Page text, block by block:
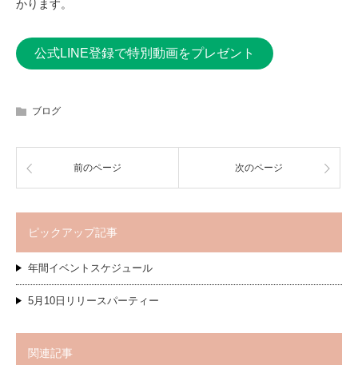
かります。
公式LINE登録で特別動画をプレゼント
ブログ
前のページ 次のページ
ピックアップ記事
年間イベントスケジュール
5月10日リリースパーティー
関連記事